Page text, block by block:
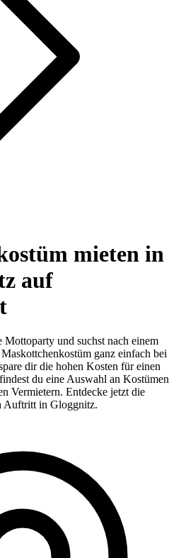
mieten in
auf
und suchst nach einem
ganz einfach bei
dir die hohen Kosten für einen
du eine Auswahl an Kostümen
Vermietern. Entdecke jetzt die
Auftritt in Gloggnitz.